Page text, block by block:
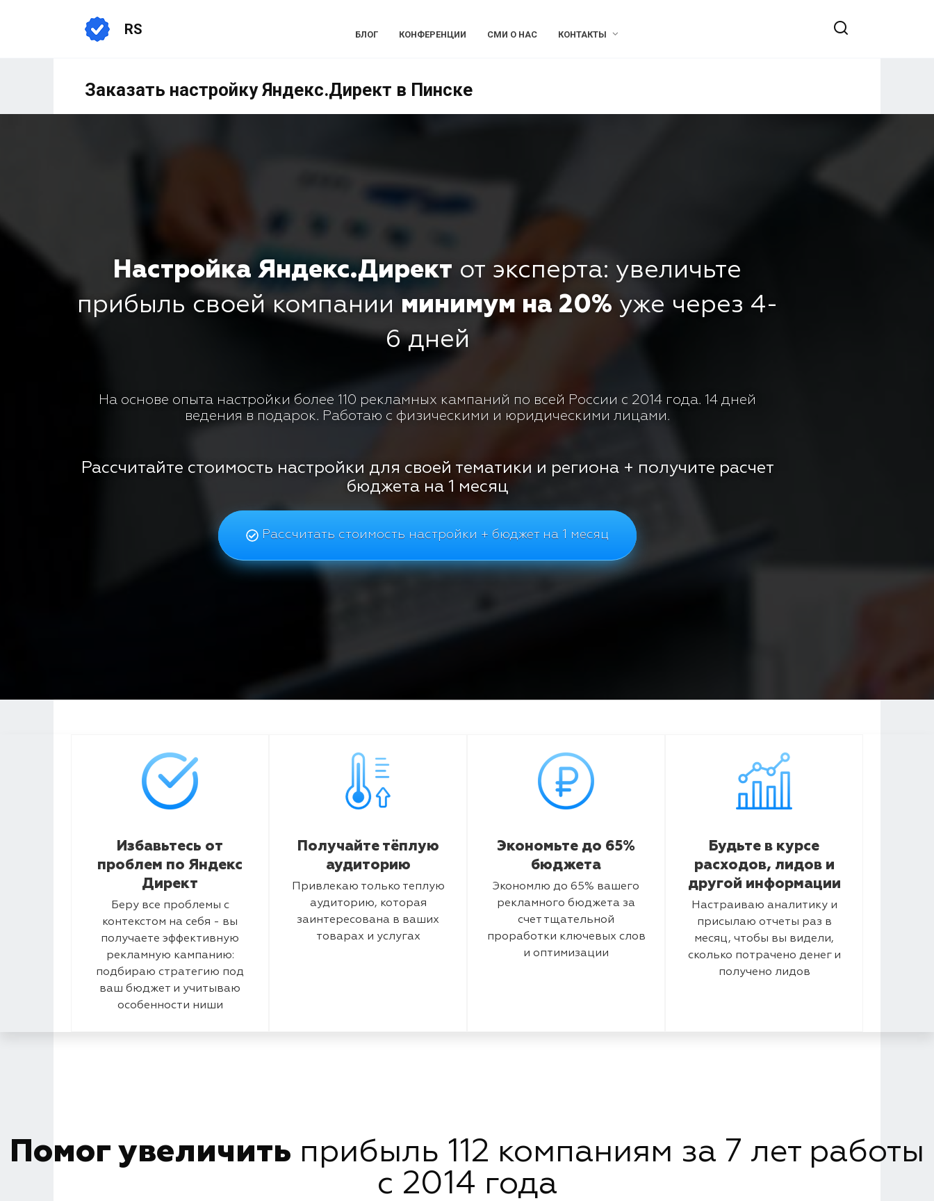
RS БЛОГ КОНФЕРЕНЦИИ СМИ О НАС КОНТАКТЫ
Заказать настройку Яндекс.Директ в Пинске
Настройка Яндекс.Директ от эксперта: увеличьте
прибыль своей компании минимум на 20% уже через 4-
6 дней
На основе опыта настройки более 110 рекламных кампаний по всей России с 2014 года. 14 дней
ведения в подарок. Работаю с физическими и юридическими лицами.
Рассчитайте стоимость настройки для своей тематики и региона + получите расчет
бюджета на 1 месяц
Рассчитать стоимость настройки + бюджет на 1 месяц
Избавьтесь от
проблем по Яндекс
Директ
Беру все проблемы с
контекстом на себя - вы
получаете эффективную
рекламную кампанию:
подбираю стратегию под
ваш бюджет и учитываю
особенности ниши
Получайте тёплую
аудиторию
Привлекаю только теплую
аудиторию, которая
заинтересована в ваших
товарах и услугах
Экономьте до 65%
бюджета
Экономлю до 65% вашего
рекламного бюджета за
счет тщательной
проработки ключевых слов
и оптимизации
Будьте в курсе
расходов, лидов и
другой информации
Настраиваю аналитику и
присылаю отчеты раз в
месяц, чтобы вы видели,
сколько потрачено денег и
получено лидов
Помог увеличить прибыль 112 компаниям за 7 лет работы
с 2014 года